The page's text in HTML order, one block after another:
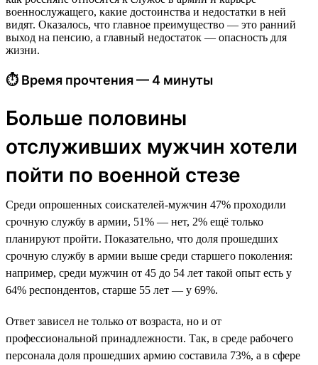
военнослужащего, какие достоинства и недостатки в ней
видят. Оказалось, что главное преимущество — это ранний
выход на пенсию, а главный недостаток — опасность для
жизни.
⏱ Время прочтения — 4 минуты
Больше половины
отслуживших мужчин хотели
пойти по военной стезе
Среди опрошенных соискателей-мужчин 47% проходили
срочную службу в армии, 51% — нет, 2% ещё только
планируют пройти. Показательно, что доля прошедших
срочную службу в армии выше среди старшего поколения:
например, среди мужчин от 45 до 54 лет такой опыт есть у
64% респондентов, старше 55 лет — у 69%.
Ответ зависел не только от возраста, но и от
профессиональной принадлежности. Так, в среде рабочего
персонала доля прошедших армию составила 73%, а в сфере